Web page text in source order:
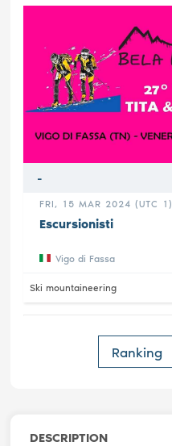
-
FRI, 15 MAR 2024 (UTC 1)
Escursionisti
Vigo di Fassa
Ski mountaineering
Ranking
DESCRIPTION